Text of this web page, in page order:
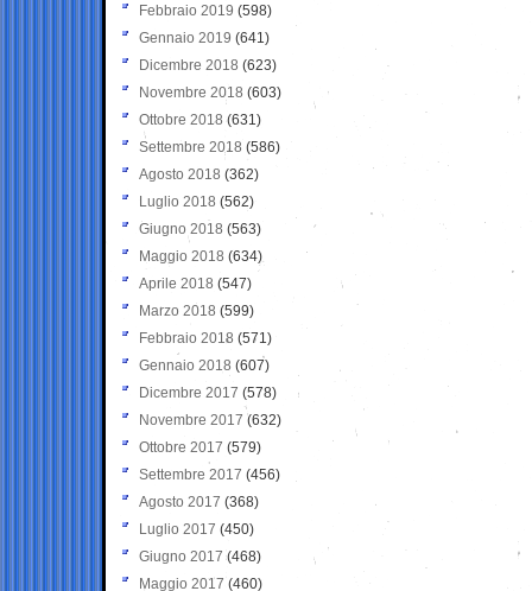
Febbraio 2019 (598)
Gennaio 2019 (641)
Dicembre 2018 (623)
Novembre 2018 (603)
Ottobre 2018 (631)
Settembre 2018 (586)
Agosto 2018 (362)
Luglio 2018 (562)
Giugno 2018 (563)
Maggio 2018 (634)
Aprile 2018 (547)
Marzo 2018 (599)
Febbraio 2018 (571)
Gennaio 2018 (607)
Dicembre 2017 (578)
Novembre 2017 (632)
Ottobre 2017 (579)
Settembre 2017 (456)
Agosto 2017 (368)
Luglio 2017 (450)
Giugno 2017 (468)
Maggio 2017 (460)